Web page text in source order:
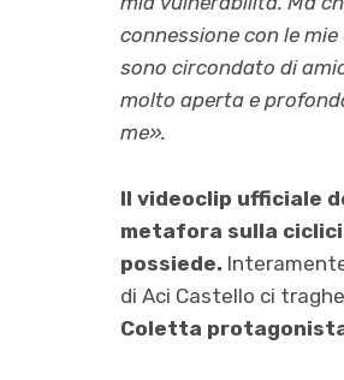
connessione con le
sono circondato di
molto aperta e
me».
Il videoclip ufficiale
metafora sulla
possiede.
di Aci Castello ci
Coletta